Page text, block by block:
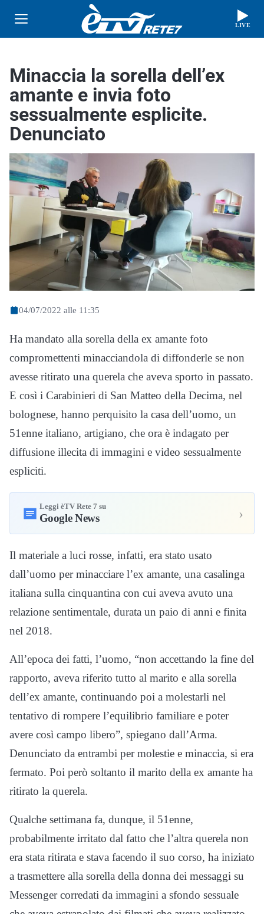
LIVE
Minaccia la sorella dell’ex
amante e invia foto
sessualmente esplicite.
Denunciato
04/07/2022 alle 11:35
Ha mandato alla sorella della ex amante foto
compromettenti minacciandola di diffonderle se non
avesse ritirato una querela che aveva sporto in passato.
E così i Carabinieri di San Matteo della Decima, nel
bolognese, hanno perquisito la casa dell’uomo, un
51enne italiano, artigiano, che ora è indagato per
diffusione illecita di immagini e video sessualmente
espliciti.
Leggi èTV Rete 7 su
Google News ›
Il materiale a luci rosse, infatti, era stato usato
dall’uomo per minacciare l’ex amante, una casalinga
italiana sulla cinquantina con cui aveva avuto una
relazione sentimentale, durata un paio di anni e finita
nel 2018.
All’epoca dei fatti, l’uomo, “non accettando la fine del
rapporto, aveva riferito tutto al marito e alla sorella
dell’ex amante, continuando poi a molestarli nel
tentativo di rompere l’equilibrio familiare e poter
avere così campo libero”, spiegano dall’Arma.
Denunciato da entrambi per molestie e minaccia, si era
fermato. Poi però soltanto il marito della ex amante ha
ritirato la querela.
Qualche settimana fa, dunque, il 51enne,
probabilmente irritato dal fatto che l’altra querela non
era stata ritirata e stava facendo il suo corso, ha iniziato
a trasmettere alla sorella della donna dei messaggi su
Messenger corredati da immagini a sfondo sessuale